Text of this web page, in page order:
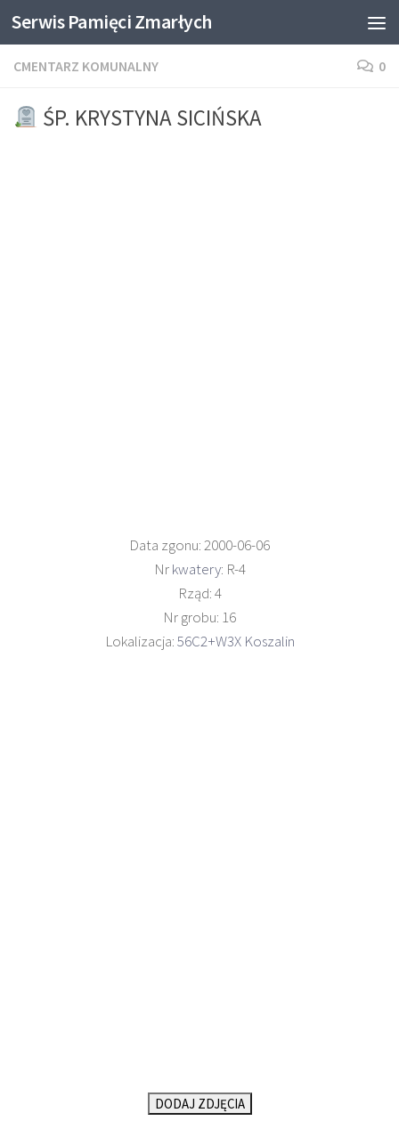
Skip to content
Serwis Pamięci Zmarłych
CMENTARZ KOMUNALNY 0
ŚP. KRYSTYNA SICIŃSKA
Data zgonu: 2000-06-06
Nrkwatery: R-4
Rząd: 4
Nr grobu: 16
Lokalizacja:56C2+W3X Koszalin
DODAJ ZDJĘCIA